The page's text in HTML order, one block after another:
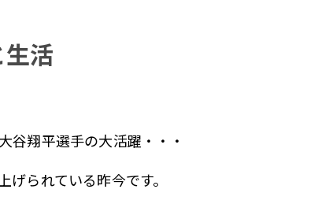
活
谷翔平選手の大活躍・・・
られている昨今です。